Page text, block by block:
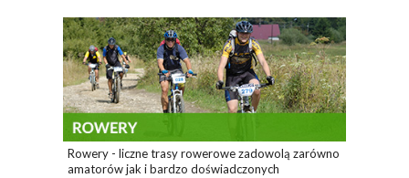
Rowery - liczne trasy rowerowe zadowolą zarówno
amatorów jak i bardzo doświadczonych